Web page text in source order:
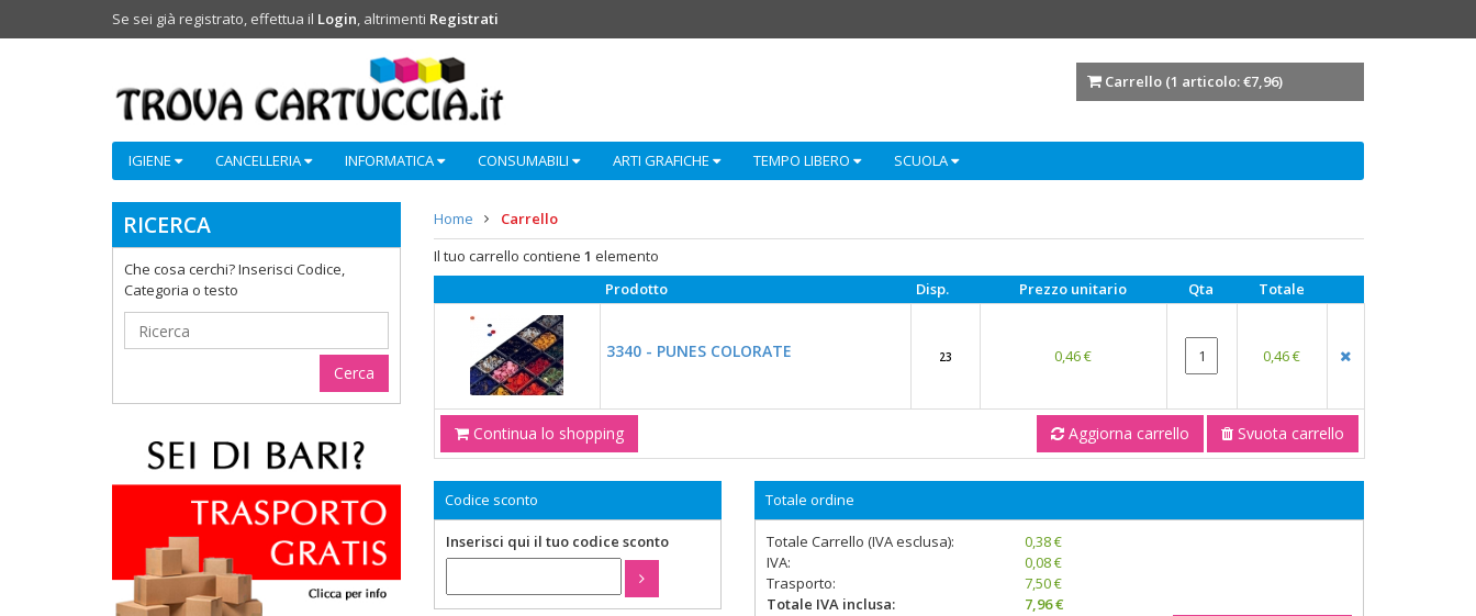
Se sei già registrato, effettua il Login, altrimenti Registrati
Carrello (1 articolo: €7,96)
IGIENE CANCELLERIA INFORMATICA CONSUMABILI ARTI GRAFICHE TEMPO LIBERO SCUOLA
RICERCA
Che cosa cerchi? Inserisci Codice,
Categoria o testo
Home
Carrello
Il tuo carrello contiene 1 elemento
Prodotto
Disp. Prezzo unitario Qta Totale
3340 - PUNES COLORATE 23 0,46 € 0,46 €
Continua lo shopping Aggiorna carrello Svuota carrello
Codice sconto
Inserisci qui il tuo codice sconto
Totale ordine
Totale Carrello (IVA esclusa):
0,38 €
IVA:
0,08 €
Trasporto:
7,50 €
Totale IVA inclusa:
7,96 €